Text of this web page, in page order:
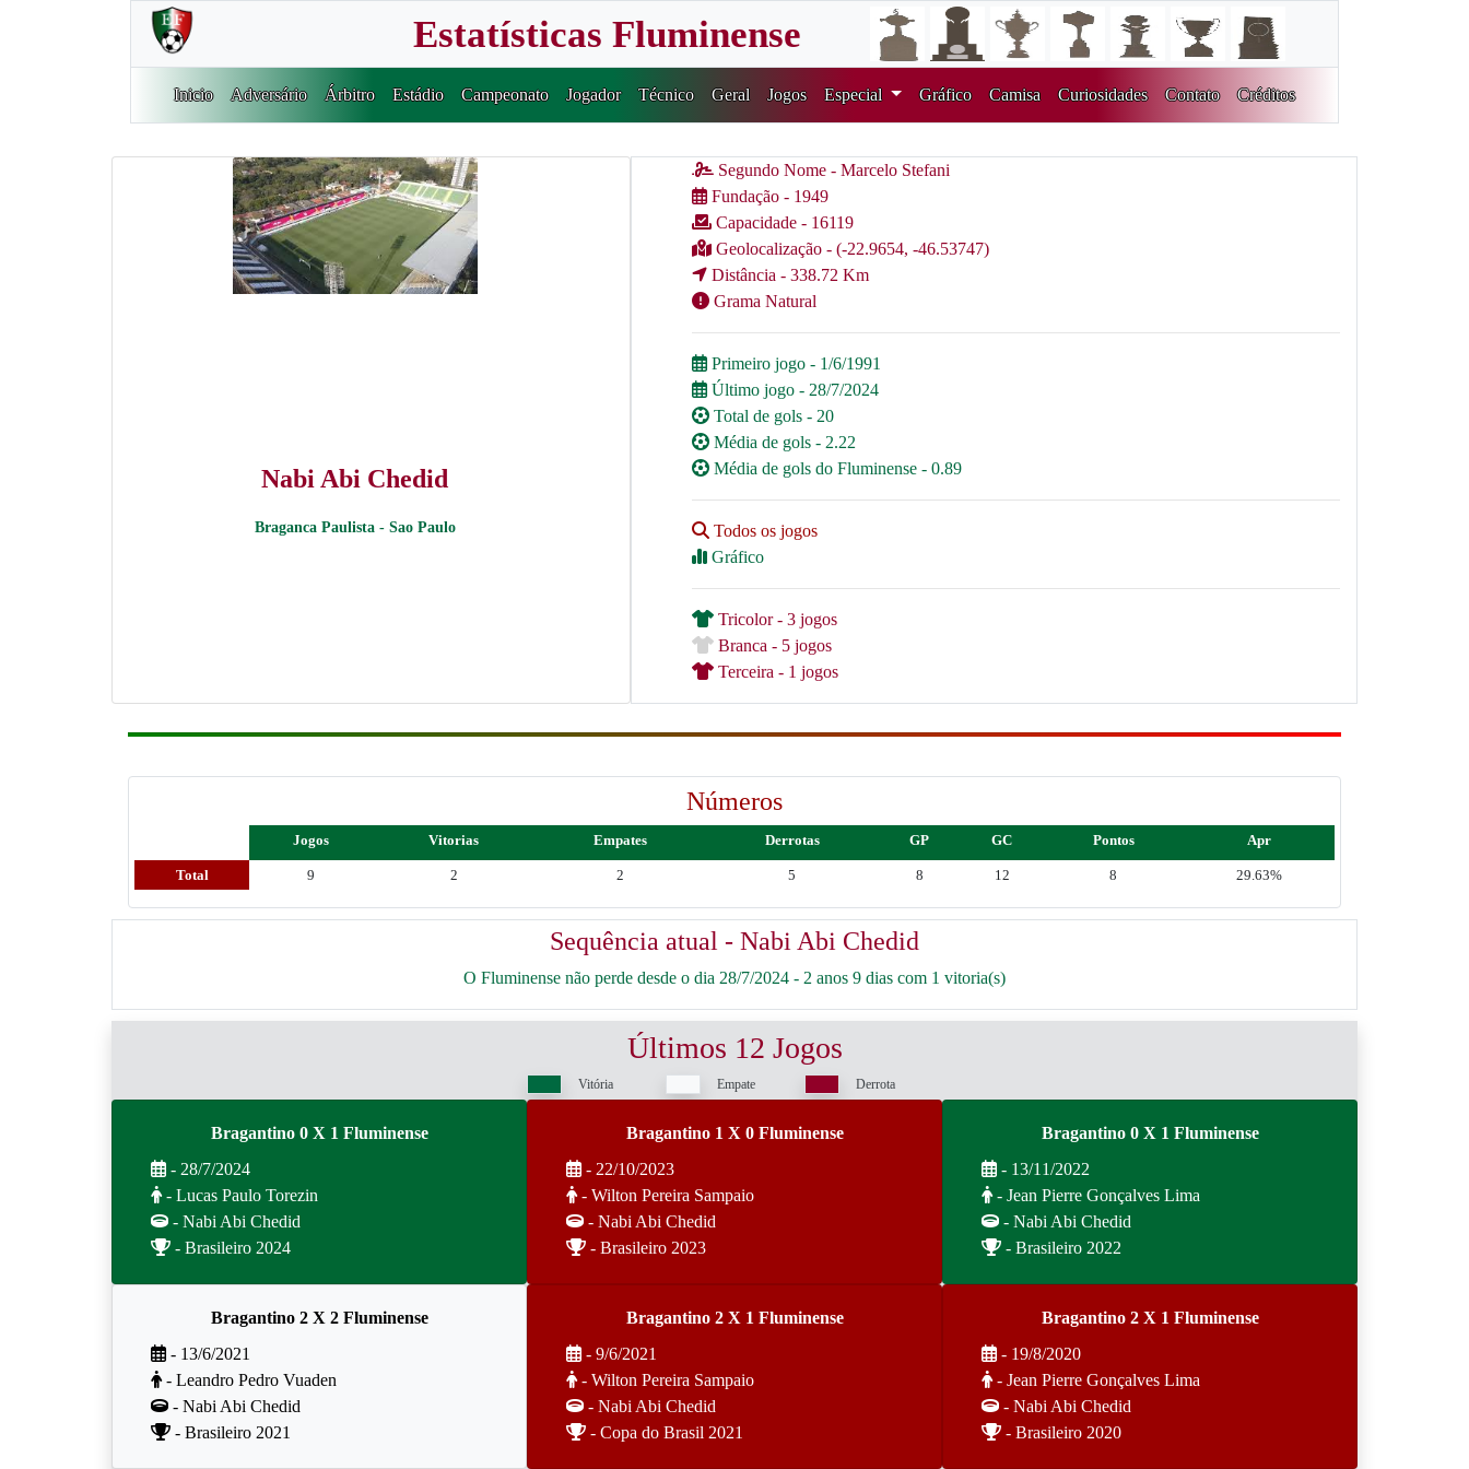
Estatísticas Fluminense
Inicio Adversário Árbitro Estádio Campeonato Jogador Técnico Geral Jogos Especial Gráfico Camisa Curiosidades Contato Créditos
Nabi Abi Chedid
Braganca Paulista - Sao Paulo
Segundo Nome - Marcelo Stefani
Fundação - 1949
Capacidade - 16119
Geolocalização - (-22.9654, -46.53747)
Distância - 338.72 Km
Grama Natural
Primeiro jogo - 1/6/1991
Último jogo - 28/7/2024
Total de gols - 20
Média de gols - 2.22
Média de gols do Fluminense - 0.89
Todos os jogos
Gráfico
Tricolor - 3 jogos
Branca - 5 jogos
Terceira - 1 jogos
Números
Jogos Vitorias Empates Derrotas GP GC Pontos Apr
Total 9 2 2 5 8 12 8 29.63%
Sequência atual - Nabi Abi Chedid
O Fluminense não perde desde o dia 28/7/2024 - 2 anos 9 dias com 1 vitoria(s)
Últimos 12 Jogos
Vitória Empate Derrota
Bragantino 0 X 1 Fluminense
- 28/7/2024
- Lucas Paulo Torezin
- Nabi Abi Chedid
- Brasileiro 2024
Bragantino 1 X 0 Fluminense
- 22/10/2023
- Wilton Pereira Sampaio
- Nabi Abi Chedid
- Brasileiro 2023
Bragantino 0 X 1 Fluminense
- 13/11/2022
- Jean Pierre Gonçalves Lima
- Nabi Abi Chedid
- Brasileiro 2022
Bragantino 2 X 2 Fluminense
- 13/6/2021
- Leandro Pedro Vuaden
- Nabi Abi Chedid
- Brasileiro 2021
Bragantino 2 X 1 Fluminense
- 9/6/2021
- Wilton Pereira Sampaio
- Nabi Abi Chedid
- Copa do Brasil 2021
Bragantino 2 X 1 Fluminense
- 19/8/2020
- Jean Pierre Gonçalves Lima
- Nabi Abi Chedid
- Brasileiro 2020